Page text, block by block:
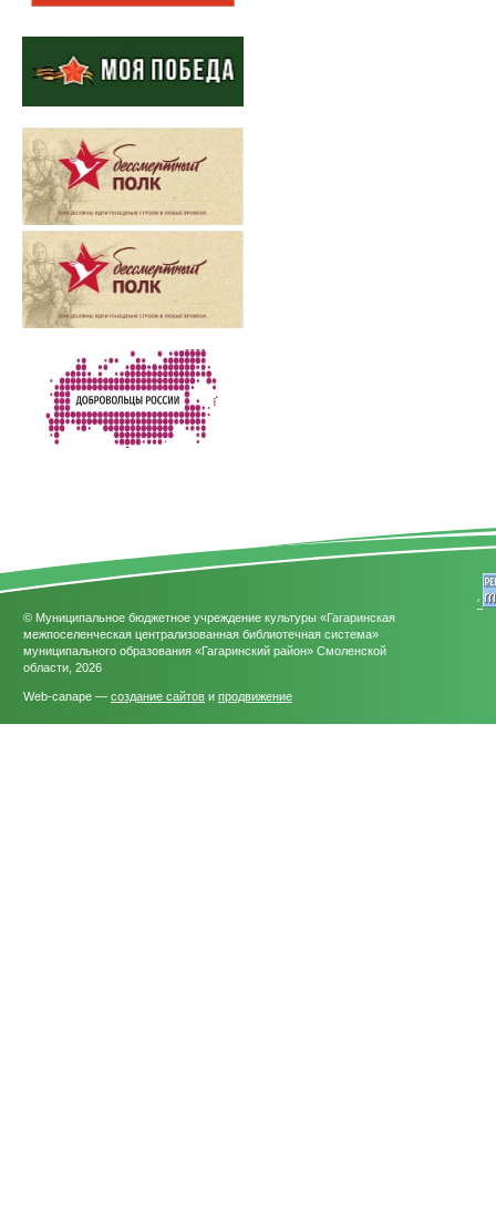
© Муниципальное бюджетное учреждение культуры «Гагаринская
межпоселенческая централизованная библиотечная система»
муниципального образования «Гагаринский район» Смоленской
области, 2026
Web-canape — создание сайтов и продвижение
'